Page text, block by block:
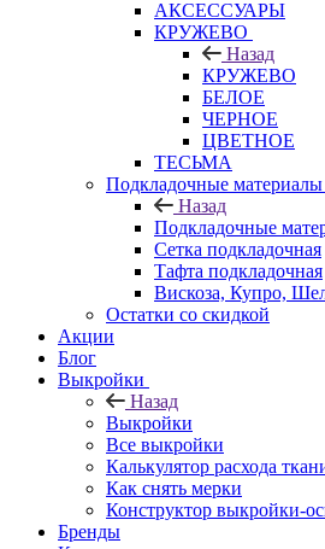
АКСЕССУАРЫ
КРУЖЕВО
Назад
КРУЖЕВО
БЕЛОЕ
ЧЕРНОЕ
ЦВЕТНОЕ
ТЕСЬМА
Подкладочные материалы
Назад
Подкладочные
Сетка подкладочная
Тафта подкладочная
Вискоза, Купро,
Остатки со скидкой
Акции
Блог
Выкройки
Назад
Выкройки
Все выкройки
Калькулятор расхода
Как снять мерки
Конструктор выкройки-
Бренды